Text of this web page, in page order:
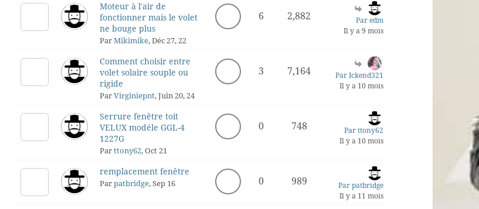
Moteur à l'air de
fonctionner mais le volet
ne bouge plus
ParMikimike, Déc 27, 22
6 2,882
Par edm
Il y a 9 mois
Comment choisir entre
volet solaire souple ou
rigide
ParVirginiepnt, Juin 20, 24
3 7,164
Par Ickend321
Il y a 10 mois
Serrure fenêtre toit
VELUX modéle GGL-4
1227G
Parttony62, Oct 21
0 748
Par ttony62
Il y a 10 mois
remplacement fenêtre
Parpatbridge, Sep 16 0 989
Par patbridge
Il y a 11 mois